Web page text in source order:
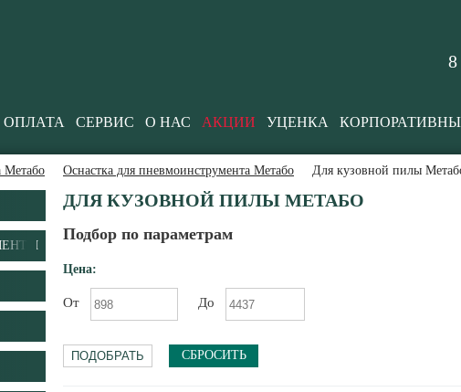
8
ОПЛАТА СЕРВИС О НАС АКЦИИ УЦЕНКА
Метабо Оснастка для пневмоинструмента Метабо Для кузовной пилы
ДЛЯ КУЗОВНОЙ ПИЛЫ МЕТАБО
Подбор по параметрам
Цена:
От До
СБРОСИТЬ